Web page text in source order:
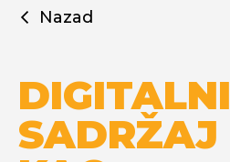
Nazad
DIGITALNI
SADRŽAJ